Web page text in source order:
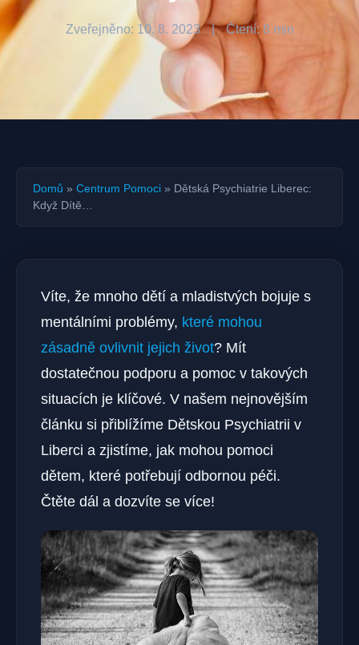
Zveřejněno: 10. 8. 2023 | Čtení: 8 min
Domů » Centrum Pomoci » Dětská Psychiatrie Liberec:
Když Dítě…
Víte, že mnoho dětí a mladistvých bojuje s
mentálními problémy, které mohou
zásadně ovlivnit jejich život? Mít
dostatečnou podporu a pomoc v takových
situacích je klíčové. V našem nejnovějším
článku si přiblížíme Dětskou Psychiatrii v
Liberci a zjistíme, jak mohou pomoci
dětem, které potřebují odbornou péči.
Čtěte dál a dozvíte se více!